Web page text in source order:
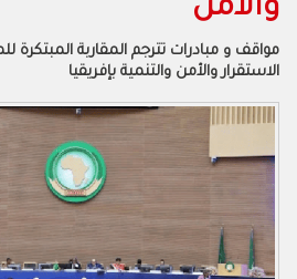
والأمن
مواقف و مبادرات تترجم المقاربة المبتكرة
الاستقرار والأمن والتنمية بإفريقيا